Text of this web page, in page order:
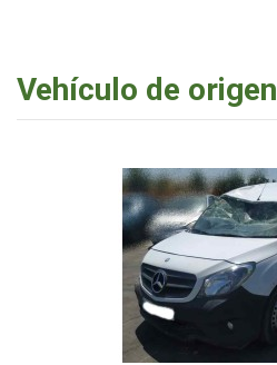
Vehículo de origen